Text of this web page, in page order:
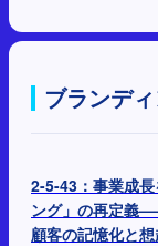
ブランデ
2-5-43：事業成
ング」の再定義
顧客の記憶化と